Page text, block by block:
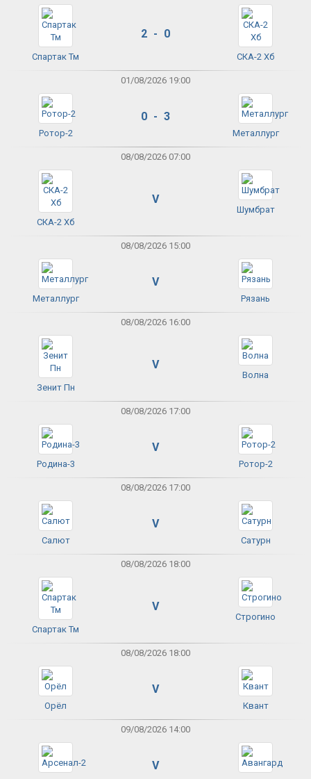
Спартак Тм
2 - 0
СКА-2 Хб
01/08/2026 19:00
Ротор-2
0 - 3
Металлург
08/08/2026 07:00
СКА-2 Хб
V
Шумбрат
08/08/2026 15:00
Металлург
V
Рязань
08/08/2026 16:00
Зенит Пн
V
Волна
08/08/2026 17:00
Родина-3
V
Ротор-2
08/08/2026 17:00
Салют
V
Сатурн
08/08/2026 18:00
Спартак Тм
V
Строгино
08/08/2026 18:00
Орёл
V
Квант
09/08/2026 14:00
V